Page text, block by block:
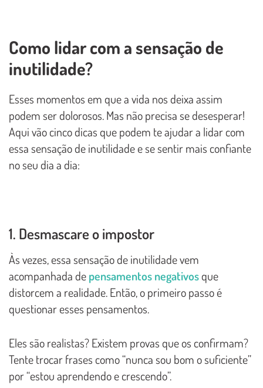
Como lidar com a sensação de
inutilidade?
Esses momentos em que a vida nos deixa assim
podem ser dolorosos. Mas não precisa se desesperar!
Aqui vão cinco dicas que podem te ajudar a lidar com
essa sensação de inutilidade e se sentir mais confiante
no seu dia a dia:
1. Desmascare o impostor
Às vezes, essa sensação de inutilidade vem
acompanhada depensamentos negativosque
distorcem a realidade. Então, o primeiro passo é
questionar esses pensamentos.
Eles são realistas? Existem provas que os confirmam?
Tente trocar frases como “nunca sou bom o suficiente”
por “estou aprendendo e crescendo”.